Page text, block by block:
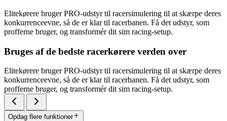
Elitekørere bruger PRO-udstyr til racersimulering til at skærpe deres
konkurrenceevne, så de er klar til racerbanen. Få det udstyr, som
profferne bruger, og transformér dit sim racing-setup.
Bruges af de bedste racerkørere verden over
Elitekørere bruger PRO-udstyr til racersimulering til at skærpe deres
konkurrenceevne, så de er klar til racerbanen. Få det udstyr, som
profferne bruger, og transformér dit sim racing-setup.
Opdag flere funktioner